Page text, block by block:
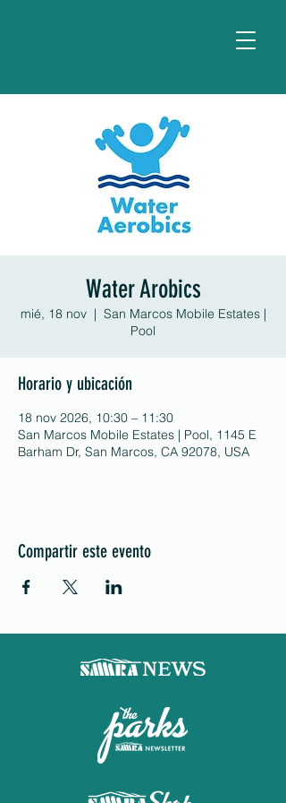
Water Arobics
mié, 18 nov
  |
San Marcos Mobile Estates |
Pool
Horario y ubicación
18 nov 2026, 10:30 – 11:30
San Marcos Mobile Estates | Pool, 1145 E
Barham Dr, San Marcos, CA 92078, USA
Compartir este evento